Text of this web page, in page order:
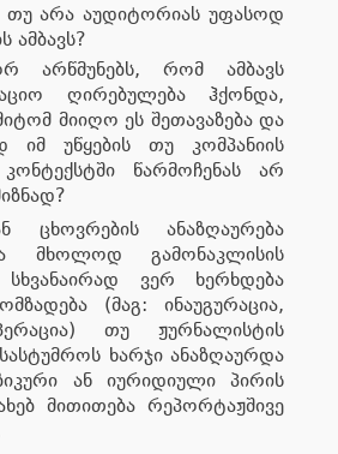
თუ არა აუდიტორიას უფასოდ
ამბავს?
არწმუნებს, რომ ამბავს
ღირებულება ჰქონდა,
მიიღო ეს შეთავაზება და
იმ უწყების თუ კომპანიის
წარმოჩენას არ
ცხოვრების ანაზღაურება
მხოლოდ გამონაკლისის
ვერ ხერხდება
(მაგ: ინაუგურაცია,
თუ ჟურნალისტის
ხარჯი ანაზღაურდა
ან იურიდიული პირის
მითითება რეპორტაჟშივე